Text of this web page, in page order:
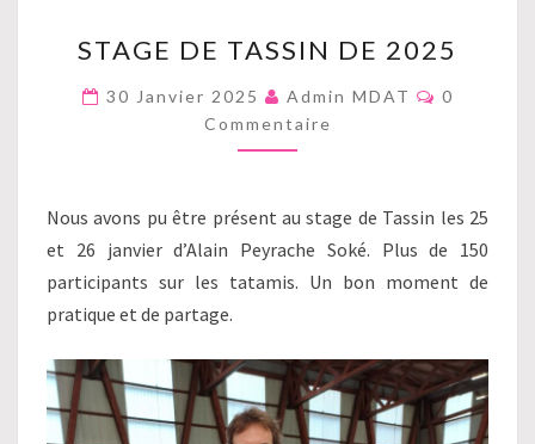
DE
TASSIN
DE
2025
STAGE DE TASSIN DE 2025
30 Janvier 2025 Admin MDAT
0
Commentaire
Nous avons pu être présent au stage de Tassin les 25
et 26 janvier d’Alain Peyrache Soké. Plus de 150
participants sur les tatamis. Un bon moment de
pratique et de partage.